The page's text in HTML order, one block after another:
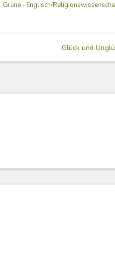
Grüne - Englisch/
Glück und